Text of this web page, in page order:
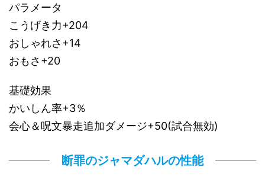
パラメータ
こうげき力+204
おしゃれさ+14
おもさ+20
基礎効果
かいしん率+3％
会心＆呪文暴走追加ダメージ+50(試合無効)
断罪のジャマダハルの性能